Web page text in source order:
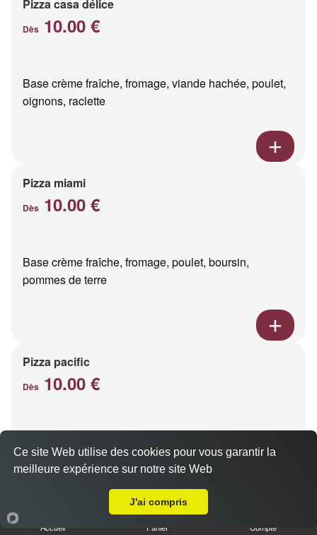
Pizza casa délice
Dès 10.00 €
Base crème fraîche, fromage, viande hachée, poulet,
oignons, raclette
Pizza miami
Dès 10.00 €
Base crème fraîche, fromage, poulet, boursin,
pommes de terre
Pizza pacific
Dès 10.00 €
Accueil Panier Compte
Ce site Web utilise des cookies pour vous garantir la
meilleure expérience sur notre site Web
J'ai compris